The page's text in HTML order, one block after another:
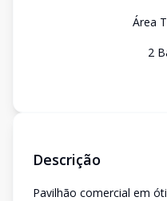
Área
2
Descrição
Pavilhão comercial em